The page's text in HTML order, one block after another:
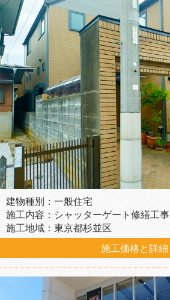
建物種別：一般住宅
施工内容：シャッターゲート修繕工事
施工地域：東京都杉並区
施工価格と詳細